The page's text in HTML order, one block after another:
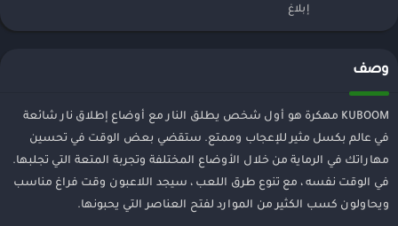
إبلاغ
وصف
KUBOOM مهكرة هو أول شخص يطلق النار مع أوضاع إطلاق نار شائعة
في عالم بكسل مثير للإعجاب وممتع. ستقضي بعض الوقت في تحسين
مهاراتك في الرماية من خلال الأوضاع المختلفة وتجربة المتعة التي تجلبها.
في الوقت نفسه ، مع تنوع طرق اللعب ، سيجد اللاعبون وقت فراغ مناسب
ويحاولون كسب الكثير من الموارد لفتح العناصر التي يحبونها.